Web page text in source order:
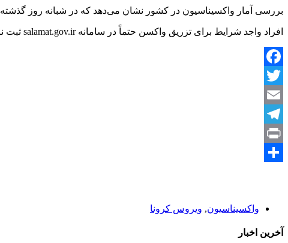
بررسی آمار واکسیناسیون در کشور نشان می‌دهد که در شبانه روز گذشته ۵۴۰ هزار و ۸۰۷ دوز واکسن تزریق شده است.
افراد واجد شرایط برای تزریق واکسن حتماً در سامانه salamat.gov.ir ثبت نام کنند./خبرگزاری مهر
Facebook
Twitter
Email
Telegram
Print
واکسیناسیون, ویروس کرونا
آخرین اخبار